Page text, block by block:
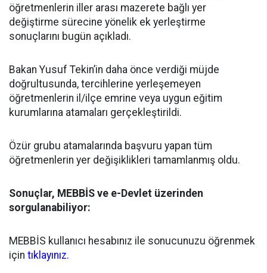
öğretmenlerin iller arası mazerete bağlı yer
değiştirme sürecine yönelik ek yerleştirme
sonuçlarını bugün açıkladı.
Bakan Yusuf Tekin’in daha önce verdiği müjde
doğrultusunda, tercihlerine yerleşemeyen
öğretmenlerin il/ilçe emrine veya uygun eğitim
kurumlarına atamaları gerçekleştirildi.
Özür grubu atamalarında başvuru yapan tüm
öğretmenlerin yer değişiklikleri tamamlanmış oldu.
Sonuçlar, MEBBİS ve e-Devlet üzerinden
sorgulanabiliyor:
MEBBİS kullanıcı hesabınız ile sonucunuzu öğrenmek
için tıklayınız.